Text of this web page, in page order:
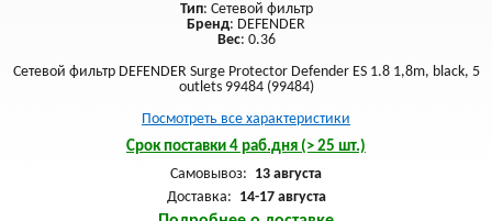
Тип: Сетевой фильтр
Бренд: DEFENDER
Вес: 0.36
Сетевой фильтр DEFENDER Surge Protector Defender ES 1.8 1,8m, black, 5
outlets 99484 (99484)
Посмотреть все характеристики
Срок поставки 4 раб.дня (> 25 шт.)
Самовывоз: 13 августа
Доставка: 14-17 августа